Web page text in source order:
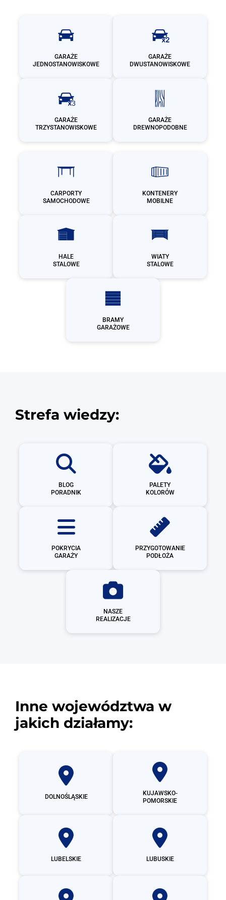
GARAŻE
JEDNOSTANOWISKOWE
GARAŻE
DWUSTANOWISKOWE
GARAŻE
TRZYSTANOWISKOWE
GARAŻE
DREWNOPODOBNE
CARPORTY
SAMOCHODOWE
KONTENERY
MOBILNE
HALE
STALOWE
WIATY
STALOWE
BRAMY
GARAŻOWE
Strefa wiedzy:
BLOG
PORADNIK
PALETY
KOLORÓW
POKRYCIA
GARAŻY
PRZYGOTOWANIE
PODŁOŻA
NASZE
REALIZACJE
Inne województwa w
jakich działamy:
DOLNOŚLĄSKIE
KUJAWSKO-
POMORSKIE
LUBELSKIE LUBUSKIE